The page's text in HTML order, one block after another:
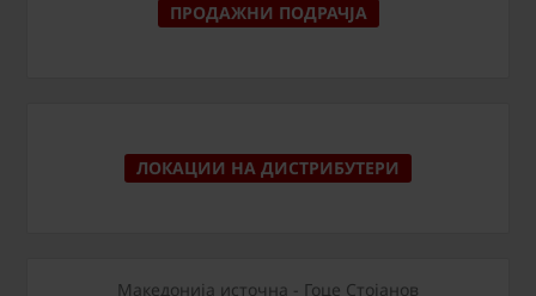
ПРОДАЖНИ ПОДРАЧЈА
ЛОКАЦИИ НА ДИСТРИБУТЕРИ
Македонија источна - Гоце Стојанов